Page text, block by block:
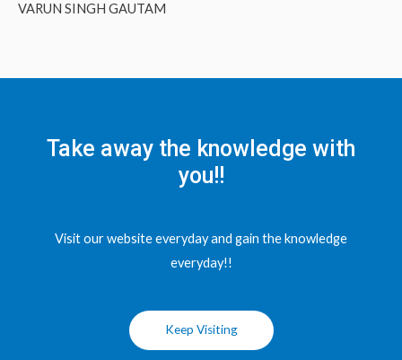
VARUN SINGH GAUTAM
Take away the knowledge with
you!!
Visit our website everyday and gain the knowledge
everyday!!
Keep Visiting